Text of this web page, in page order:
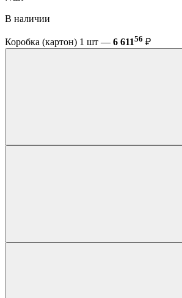
В наличии
Коробка (картон) 1 шт — 6 61156 ₽